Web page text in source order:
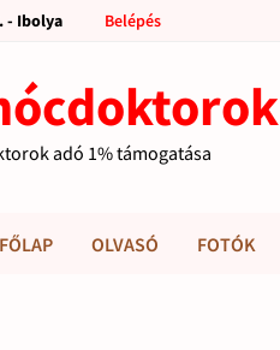
- Ibolya Belépés
adó 1% támogatása
FŐLAP OLVASÓ FOTÓK